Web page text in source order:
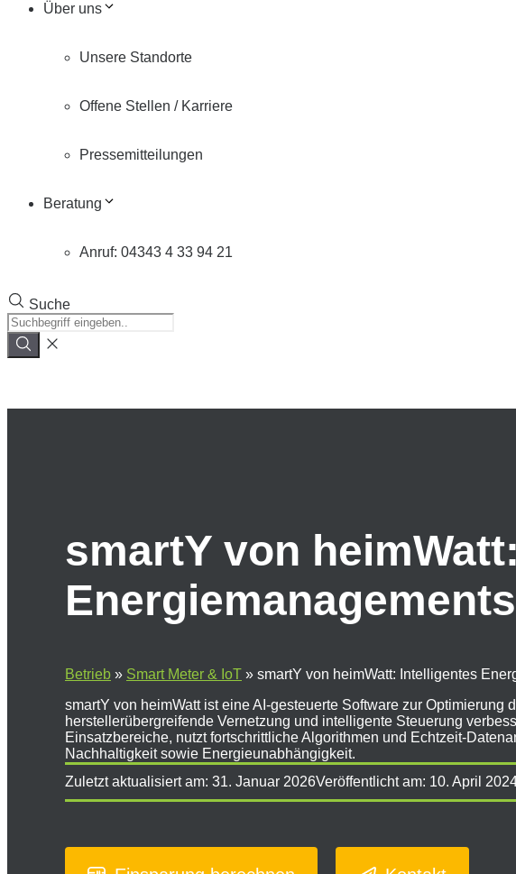
Über uns
Unsere Standorte
Offene Stellen / Karriere
Pressemitteilungen
Beratung
Anruf: 04343 4 33 94 21
Suche
smartY von
Betrieb » Smart Meter & IoT » smartY von heimWatt: Intelligentes
smartY von heimWatt ist eine AI-gesteuerte Software zur
herstellerübergreifende Vernetzung und intelligente Steuerung
Einsatzbereiche, nutzt fortschrittliche Algorithmen und Echtzeit-
Nachhaltigkeit sowie Energieunabhängigkeit.
Zuletzt aktualisiert am: 31. Januar 2026Veröffentlicht am: 10. April